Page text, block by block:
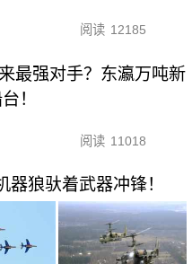
阅读 12185
最强对手？东瀛万吨新
！
阅读 11018
狼驮着武器冲锋！